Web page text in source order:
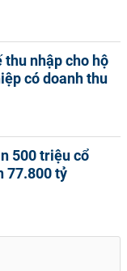
thu nhập cho hộ
có doanh thu
500 triệu cổ
77.800 tỷ